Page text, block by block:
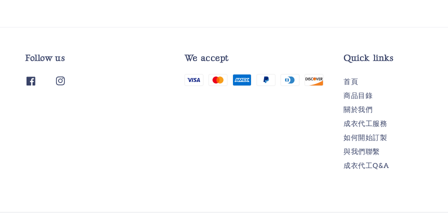
Follow us We accept Quick links
首頁
商品目錄
關於我們
成衣代工服務
如何開始訂製
與我們聯繫
成衣代工Q&A